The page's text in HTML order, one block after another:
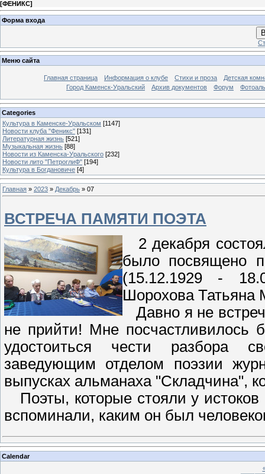
[ФЕНИКС]
Форма входа
Меню сайта
Главная страница Информация о клубе Стихи и проза
Детская
Город Каменск-Уральский
Архив документов Форум
Categories
Культура в Каменске-Уральском [1147]
Новости клуба "Феникс" [131]
Литературная жизнь [521]
Музыкальная жизнь [88]
Новости из Каменска-Уральского [232]
Новости лито "ПетроглиФ" [194]
Культура в Богдановиче [4]
Главная » 2023 » Декабрь » 07
ВСТРЕЧА ПАМЯТИ ПОЭТА
2 декабря
было посвящено
(15.12.1929 -
Шорохова Татьяна
Давно я не
не прийти! Мне посчастливилось
удостоиться чести разбора
заведующим отделом поэзии
выпусках альманаха "Складчина",
Поэты, которые стояли у
вспоминали, каким он был
Calendar